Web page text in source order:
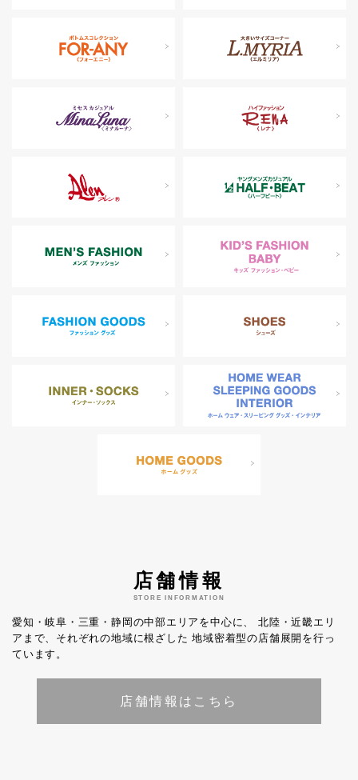
店舗情報
STORE INFORMATION
愛知・岐阜・三重・静岡の中部エリアを中心に、
北陸・近畿エリ
アまで、それぞれの地域に根ざした 地域密着型の店舗展開を行っ
ています。
店舗情報はこちら